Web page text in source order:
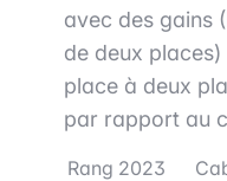
avec des gains
de deux places)
place à deux
par rapport au
Rang 2023